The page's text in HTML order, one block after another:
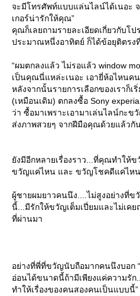
จะมีโทรศัพท์แบบแล่นไลน์ได้เนอะ
เกอร์น่ารักให้คุณ”
คุณก็เลยถามรายละเอียดเกี่ยวกับโ
ประมาณหนึ่งอาทิตย์ ก็ได้ข้อยุติตรง
“ผมตกลงแล้ว ไม่รอแล้ว window
เป็นคุณนี่แหล่ะเนอะ เอายี่ห้อไหนค
หลังจากนั้นรายการเลือกของเราก็
(เหมือนเดิม) ตกลงซื้อ Sony
ว่า ซื้อมาเพราะเอามาเล่นไลน์กะข
ส่งภาพสวยๆ จากฝีมือคุณด้วยแล้วกัน
งมีอีกหลายเรื่องราว...ที่คุณทำให้
ขวัญแค่ไหน และ ขวัญโชคดีแค่ไห
ผู้ชายผมยาวคนนึง....ไม่สูงอย่างที่
นี้...มีรักให้ขวัญเต็มเปี่ยมและไม่เคย
ที่ผ่านมา
อย่างที่พี่ที่ขวัญนับถือมากคนนึงบอก
อ่อนได้ขนาดนี้ถ้ามีเพียงแค่ความรั
ทำให้เรื่องของคนสองคนเป็นแบบนี้”